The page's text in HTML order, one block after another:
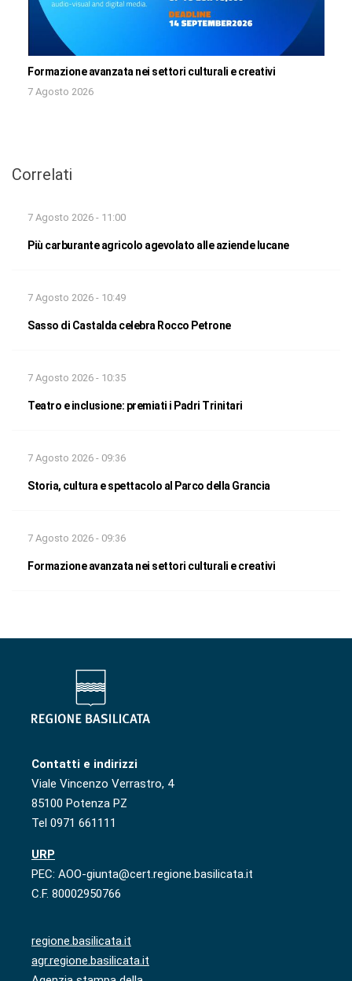
Formazione avanzata nei settori culturali e creativi
7 Agosto 2026
Correlati
7 Agosto 2026 - 11:00
Più carburante agricolo agevolato alle aziende lucane
7 Agosto 2026 - 10:49
Sasso di Castalda celebra Rocco Petrone
7 Agosto 2026 - 10:35
Teatro e inclusione: premiati i Padri Trinitari
7 Agosto 2026 - 09:36
Storia, cultura e spettacolo al Parco della Grancia
7 Agosto 2026 - 09:36
Formazione avanzata nei settori culturali e creativi
Contatti e indirizzi
Viale Vincenzo Verrastro, 4
85100 Potenza PZ
Tel 0971 661111
URP
PEC: AOO-giunta@cert.regione.basilicata.it
C.F. 80002950766
regione.basilicata.it
agr.regione.basilicata.it